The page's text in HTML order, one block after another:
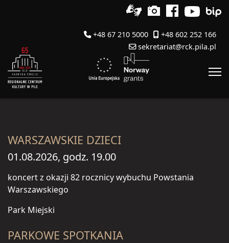
+48 67 210 5000
+48 602 252 166
sekretariat@rck.pila.pl
WARSZAWSKIE DZIECI
01.08.2026, godz. 19.00
koncert z okazji 82 rocznicy wybuchu Powstania
Warszawskiego
Park Miejski
PARKOWE SPOTKANIA